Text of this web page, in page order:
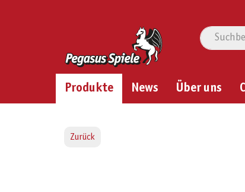
Produkte News Über uns
Zurück